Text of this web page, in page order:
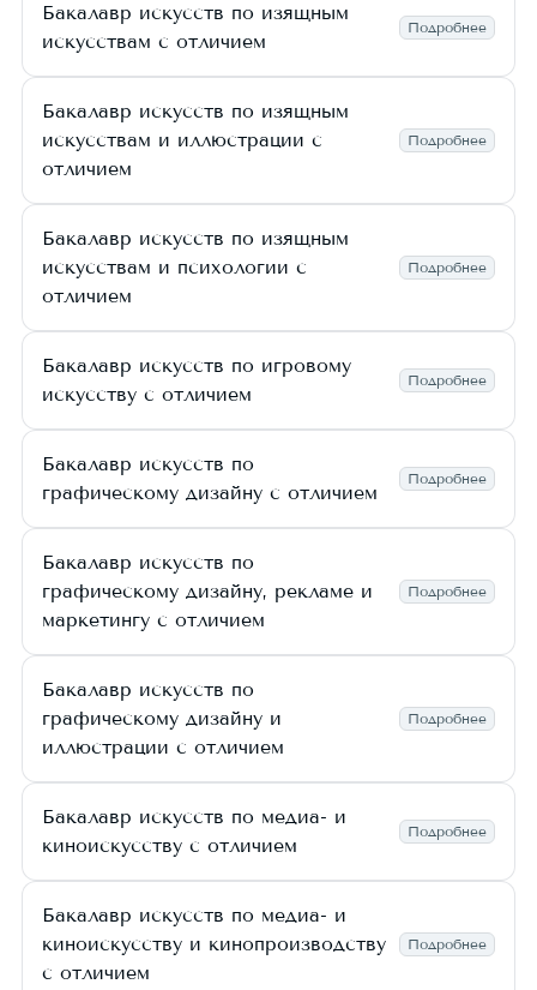
Бакалавр искусств по изящным
искусствам с отличием
Подробнее
Бакалавр искусств по изящным
искусствам и иллюстрации с
отличием
Подробнее
Бакалавр искусств по изящным
искусствам и психологии с
отличием
Подробнее
Бакалавр искусств по игровому
искусству с отличием
Подробнее
Бакалавр искусств по
графическому дизайну с отличием
Подробнее
Бакалавр искусств по
графическому дизайну, рекламе и
маркетингу с отличием
Подробнее
Бакалавр искусств по
графическому дизайну и
иллюстрации с отличием
Подробнее
Бакалавр искусств по медиа- и
киноискусству с отличием
Подробнее
Бакалавр искусств по медиа- и
киноискусству и кинопроизводству
с отличием
Подробнее